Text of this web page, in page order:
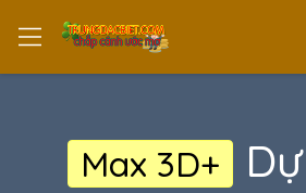
Max 3D+